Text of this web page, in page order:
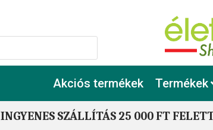
Akciós termékek Termékek
INGYENES SZÁLLÍTÁS 25 000 FT